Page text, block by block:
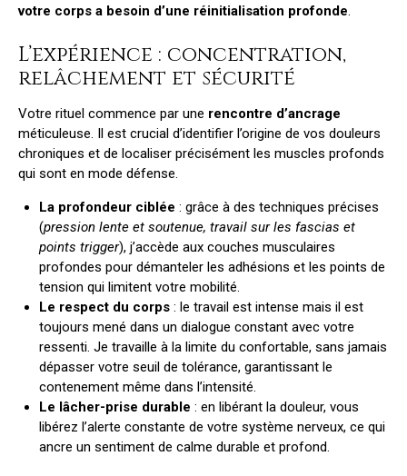
votre corps a besoin d’une réinitialisation profonde.
L’expérience : concentration,
relâchement et sécurité
Votre rituel commence par une rencontre d’ancrage
méticuleuse. Il est crucial d’identifier l’origine de vos douleurs
chroniques et de localiser précisément les muscles profonds
qui sont en mode défense.
La profondeur ciblée : grâce à des techniques précises
(pression lente et soutenue, travail sur les fascias et
points trigger), j’accède aux couches musculaires
profondes pour démanteler les adhésions et les points de
tension qui limitent votre mobilité.
Le respect du corps: le travail est intense mais il est
toujours mené dans un dialogue constant avec votre
ressenti. Je travaille à la limite du confortable, sans jamais
dépasser votre seuil de tolérance, garantissant le
contenement même dans l’intensité.
Le lâcher-prise durable : en libérant la douleur, vous
libérez l’alerte constante de votre système nerveux, ce qui
ancre un sentiment de calme durable et profond.